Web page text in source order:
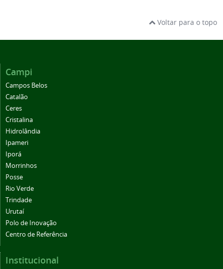
Voltar para o topo
Campi
Campos Belos
Catalão
Ceres
Cristalina
Hidrolândia
Ipameri
Iporá
Morrinhos
Posse
Rio Verde
Trindade
Urutaí
Polo de Inovação
Centro de Referência
Institucional